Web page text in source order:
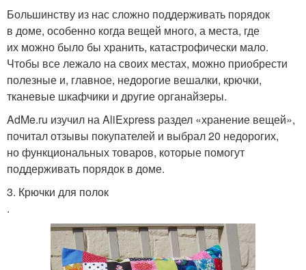
Большинству из нас сложно поддерживать порядок
в доме, особенно когда вещей много, а места, где
их можно было бы хранить, катастрофически мало.
Чтобы все лежало на своих местах, можно приобрести
полезные и, главное, недорогие вешалки, крючки,
тканевые шкафчики и другие органайзеры.
AdMe.ru изучил на AliExpress раздел «хранение вещей»,
почитал отзывы покупателей и выбрал 20 недорогих,
но функциональных товаров, которые помогут
поддерживать порядок в доме.
3. Крючки для полок
.